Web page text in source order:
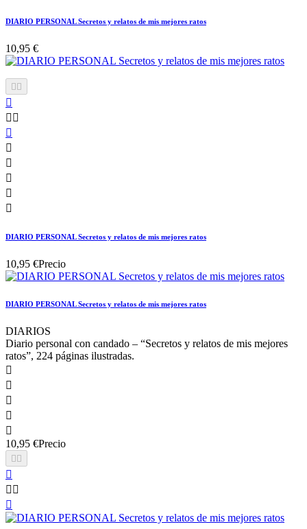
DIARIO PERSONAL Secretos y relatos de mis mejores ratos
10,95 €
 

 






DIARIO PERSONAL Secretos y relatos de mis mejores ratos
10,95 €Precio
DIARIO PERSONAL Secretos y relatos de mis mejores ratos
DIARIOS
Diario personal con candado – “Secretos y relatos de mis mejores
ratos”, 224 páginas ilustradas.





10,95 €Precio
 

 
